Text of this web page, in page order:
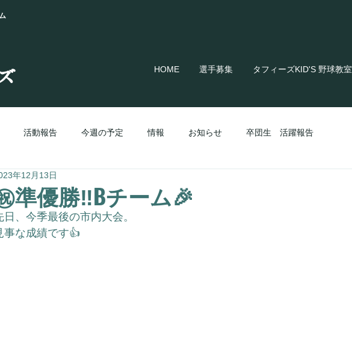
HOME 選手募集 タフィーズKID'S 野球教室
活動報告 今週の予定 情報 お知らせ 卒団生 活躍報告
準優勝‼️Bチーム🎉
年12月13日
日、今季最後の市内大会。
事な成績です👍